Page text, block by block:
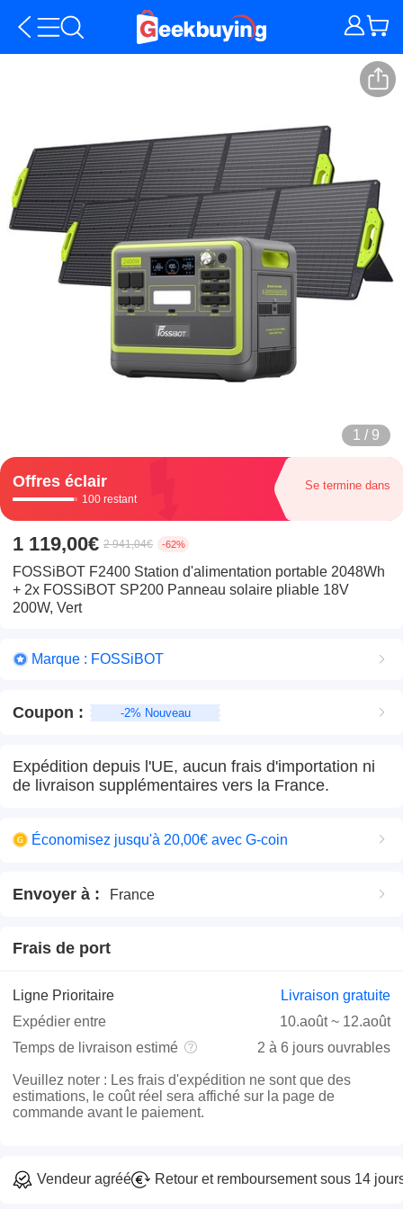
1 / 9
Offres éclair
100 restant
Se termine dans
1 119,00€ 2 941,04€ -62%
FOSSiBOT F2400 Station d'alimentation portable 2048Wh
+ 2x FOSSiBOT SP200 Panneau solaire pliable 18V
200W, Vert
Marque : FOSSiBOT
Coupon : -2% Nouveau
Expédition depuis l'UE, aucun frais d'importation ni
de livraison supplémentaires vers la France.
Économisez jusqu'à 20,00€ avec G-coin
Envoyer à : France
Frais de port
Ligne Prioritaire
Livraison gratuite
Expédier entre
10.août~ 12.août
Temps de livraison estimé
2 à 6 jours ouvrables
Veuillez noter : Les frais d'expédition ne sont que des
estimations, le coût réel sera affiché sur la page de
commande avant le paiement.
Vendeur agréé Retour et remboursement sous 14